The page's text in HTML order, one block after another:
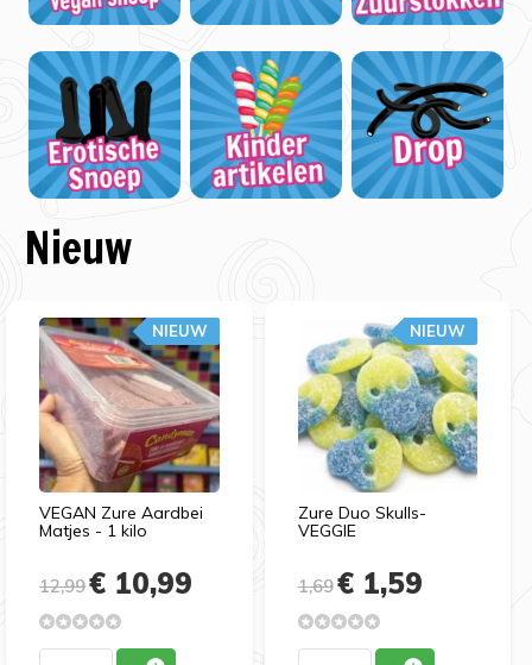
Nieuw
VEGAN Zure Aardbei
Matjes - 1 kilo
NIEUW
12,99€ 10,99
Zure Duo Skulls-
VEGGIE
NIEUW
1,69€ 1,59